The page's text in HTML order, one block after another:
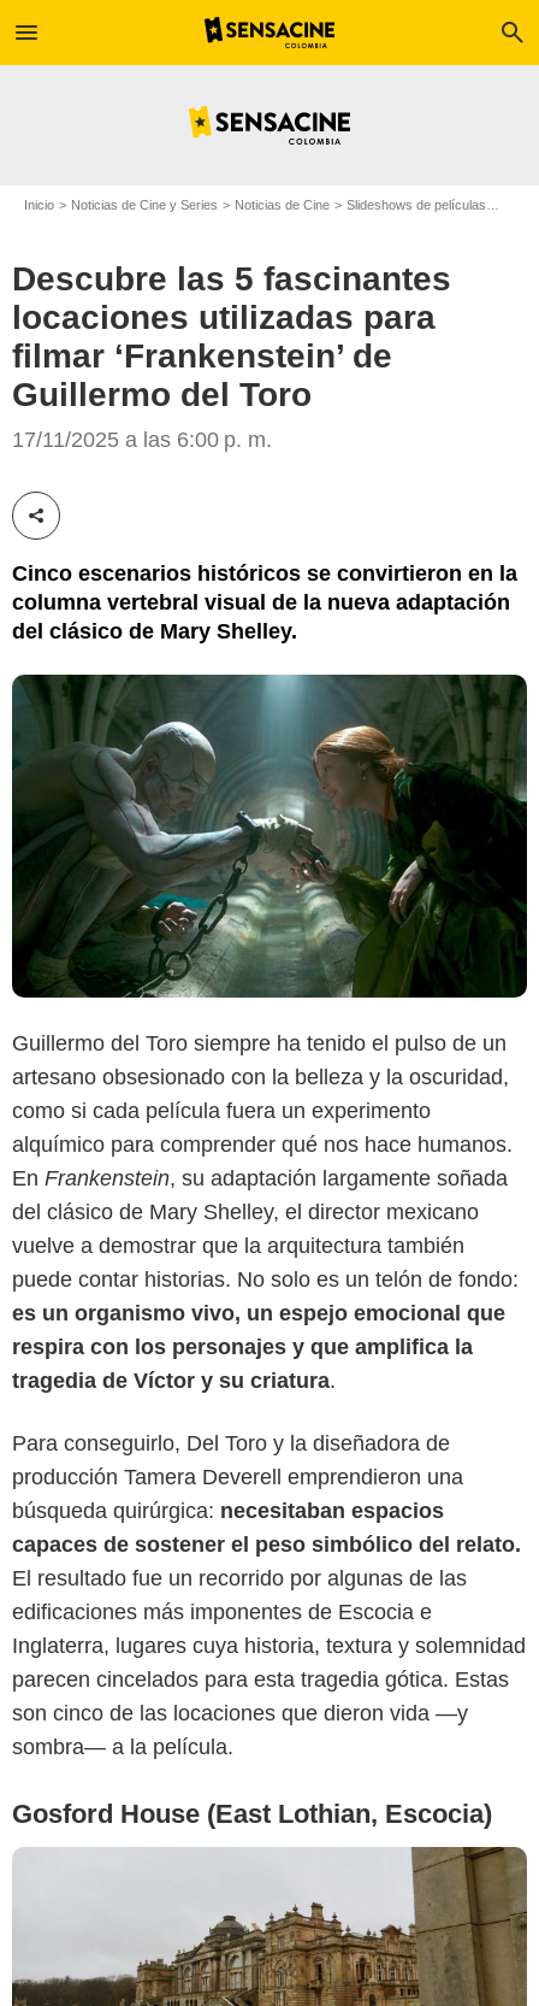
menu search
Inicio Noticias de Cine y Series Noticias de Cine Slideshows de películas
Descubre las 5 fascinantes
locaciones utilizadas para
filmar ‘Frankenstein’ de
Guillermo del Toro
17/11/2025 a las 6:00 p. m.
Compartir esta noticia
Cinco escenarios históricos se convirtieron en la
columna vertebral visual de la nueva adaptación
del clásico de Mary Shelley.
Netflix
Guillermo del Toro siempre ha tenido el pulso de un
artesano obsesionado con la belleza y la oscuridad,
como si cada película fuera un experimento
alquímico para comprender qué nos hace humanos.
En Frankenstein, su adaptación largamente soñada
del clásico de Mary Shelley, el director mexicano
vuelve a demostrar que la arquitectura también
puede contar historias. No solo es un telón de fondo:
es un organismo vivo, un espejo emocional que
respira con los personajes y que amplifica la
tragedia de Víctor y su criatura.
Para conseguirlo, Del Toro y la diseñadora de
producción Tamera Deverell emprendieron una
búsqueda quirúrgica: necesitaban espacios
capaces de sostener el peso simbólico del relato.
El resultado fue un recorrido por algunas de las
edificaciones más imponentes de Escocia e
Inglaterra, lugares cuya historia, textura y solemnidad
parecen cincelados para esta tragedia gótica. Estas
son cinco de las locaciones que dieron vida —y
sombra— a la película.
Gosford House (East Lothian, Escocia)